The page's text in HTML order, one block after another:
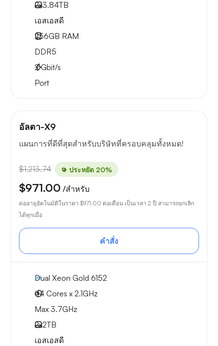
2x3.84TB
เอสเอสดี
256GB RAM
DDR5
2Gbit/s
Port
อัลตา-X9
แผนการที่ดีที่สุดสำหรับบริษัทที่ครอบคลุมทั้งหมด!
$1,213.74 ประหยัด 20%
$971.00 /สำหรับ
ต่ออายุอัตโนมัติในราคา $971.00 ต่อเดือน เป็นเวลา 2 ปี สามารถยกเลิก
ได้ทุกเมื่อ
คำสั่ง
Dual Xeon Gold 6152
44 Cores x 2.1GHz
Max 3.7GHz
2x2TB
เอสเอสดี